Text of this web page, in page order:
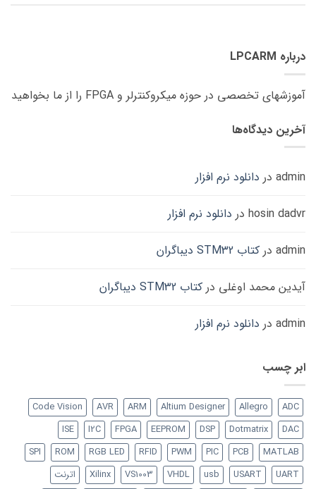
درباره LPCARM
آموزشهای تخصصی در حوزه میکروکنترلر و FPGA را از ما بخواهید
آخرین دیدگاه‌ها
admin در دانلود نرم افزار
hosin dadvr در دانلود نرم افزار
admin در کتاب STM32 دیباگران
آیدین محمد اوغلی در کتاب STM32 دیباگران
admin در دانلود نرم افزار
ابر چسب
ADC
Allegro
Altium Designer
ARM
AVR
Code Vision
DAC
Dotmatrix
DSP
EEPROM
FPGA
I2C
ISE
MATLAB
PCB
PIC
PWM
RFID
RGB LED
ROM
SPI
UART
USART
usb
VHDL
VS1003
Xilinx
اترنت